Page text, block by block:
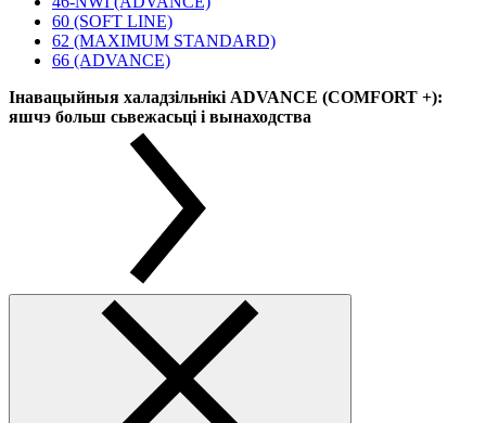
60 (SOFT LINE)
62 (MAXIMUM STANDARD)
66 (ADVANCE)
Інавацыйныя халадзільнікі ADVANCE (COMFORT +):
яшчэ больш сьвежасьці і вынаходства